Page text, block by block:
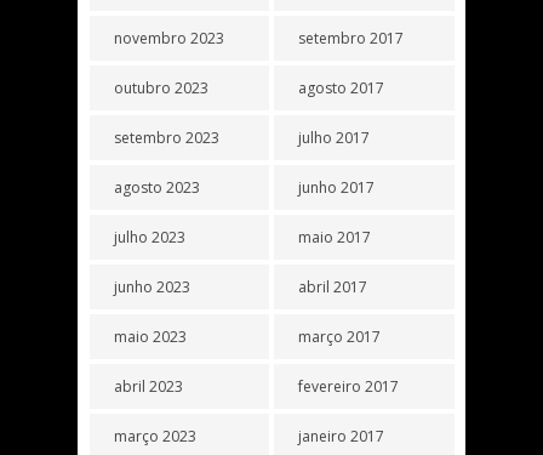
novembro 2023
outubro 2023
setembro 2023
agosto 2023
julho 2023
junho 2023
maio 2023
abril 2023
março 2023
setembro 2017
agosto 2017
julho 2017
junho 2017
maio 2017
abril 2017
março 2017
fevereiro 2017
janeiro 2017